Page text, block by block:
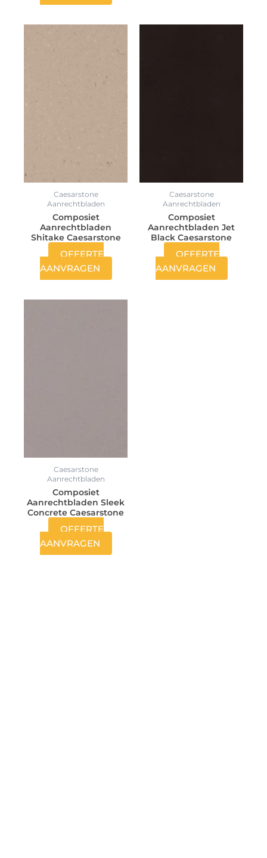
Caesarstone
Aanrechtbladen
Composiet
Aanrechtbladen
Shitake Caesarstone
OFFERTE
AANVRAGEN
Caesarstone
Aanrechtbladen
Composiet
Aanrechtbladen Jet
Black Caesarstone
OFFERTE
AANVRAGEN
Caesarstone
Aanrechtbladen
Composiet
Aanrechtbladen Sleek
Concrete Caesarstone
OFFERTE
AANVRAGEN